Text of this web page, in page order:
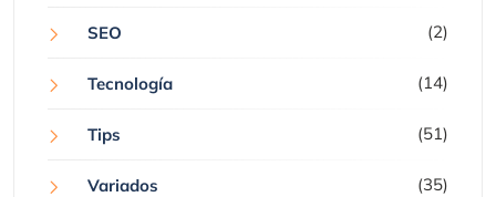
SEO (2)
Tecnología (14)
Tips (51)
Variados (35)